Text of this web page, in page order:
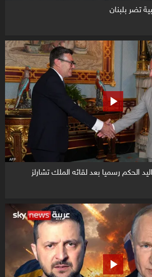
تضر بلبنان
الحكم رسميا بعد لقائه الملك تشارلز